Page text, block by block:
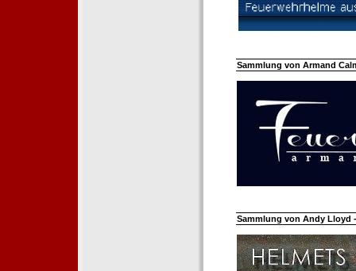
Sammlung von Armand
Sammlung von Andy Lloyd